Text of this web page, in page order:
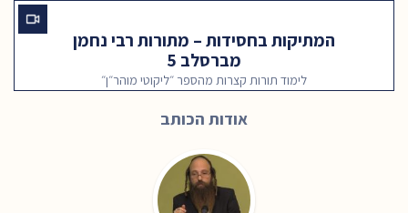
המתיקות בחסידות – מתורות רבי נחמן
מברסלב 5
לימוד תורות קצרות מהספר ״ליקוטי מוהר״ן״
אודות הכותב